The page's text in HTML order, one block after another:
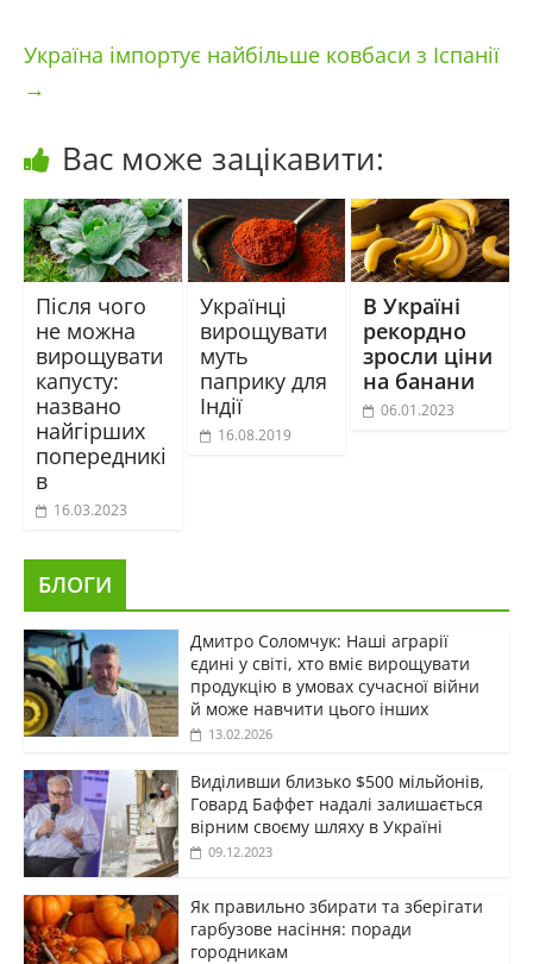
Україна імпортує найбільше ковбаси з Іспанії
→
Вас може зацікавити:
Після чого
не можна
вирощувати
капусту:
названо
найгірших
попередникі
в
16.03.2023
Українці
вирощувати
муть
паприку для
Індії
16.08.2019
В Україні
рекордно
зросли ціни
на банани
06.01.2023
БЛОГИ
Дмитро Соломчук: Наші аграрії
єдині у світі, хто вміє вирощувати
продукцію в умовах сучасної війни
й може навчити цього інших
13.02.2026
Виділивши близько $500 мільйонів,
Говард Баффет надалі залишається
вірним своєму шляху в Україні
09.12.2023
Як правильно збирати та зберігати
гарбузове насіння: поради
городникам